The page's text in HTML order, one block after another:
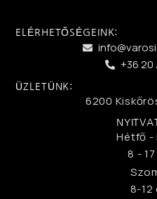
ELÉRHETŐSÉGEINK:
+36 20
ÜZLETÜNK:
6200
Hétfő -
8 -
8-12